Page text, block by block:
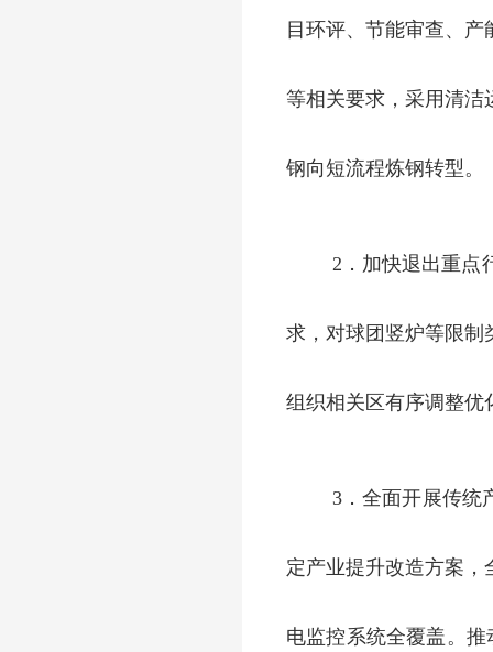
目环评、节能审查、
等相关要求，采用清洁
钢向短流程炼钢转型。
2．加快退出重点
求，对球团竖炉等限制
组织相关区有序调整优
3．全面开展传统
定产业提升改造方案
电监控系统全覆盖。